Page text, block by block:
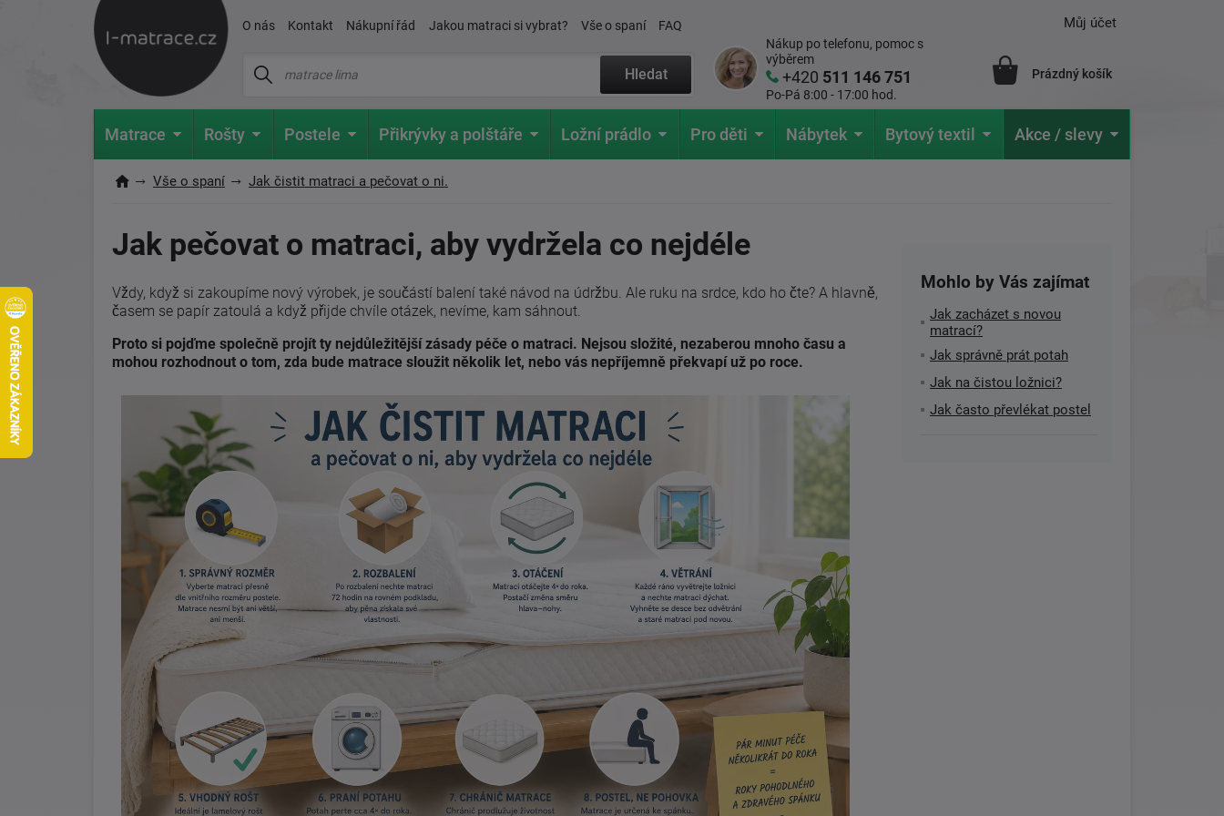
O nás Kontakt Nákupní řád Jakou matraci si vybrat? Vše o spaní FAQ
Hledat
Nákup po telefonu, pomoc s
výběrem
+420 511 146 751
Po-Pá 8:00 - 17:00 hod.
Můj účet
Prázdný košík
Matrace Rošty Postele Přikrývky a polštáře Ložní prádlo Pro děti Nábytek Bytový textil Akce / slevy
Vše o spaní Jak čistit matraci a pečovat o ni.
Mohlo by Vás zajímat
Jak zacházet s novou
matrací?
Jak správně prát potah
Jak na čistou ložnici?
Jak často převlékat postel
Jak pečovat o matraci, aby vydržela co nejdéle
Vždy, když si zakoupíme nový výrobek, je součástí balení také návod na údržbu. Ale ruku na srdce, kdo ho čte? A hlavně,
časem se papír zatoulá a když přijde chvíle otázek, nevíme, kam sáhnout.
Proto si pojďme společně projít ty nejdůležitější zásady péče o matraci. Nejsou složité, nezaberou mnoho času a
mohou rozhodnout o tom, zda bude matrace sloužit několik let, nebo vás nepříjemně překvapí už po roce.